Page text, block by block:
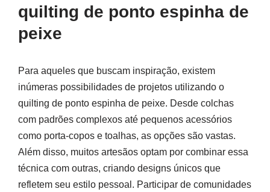
quilting de ponto espinha de
peixe
Para aqueles que buscam inspiração, existem
inúmeras possibilidades de projetos utilizando o
quilting de ponto espinha de peixe. Desde colchas
com padrões complexos até pequenos acessórios
como porta-copos e toalhas, as opções são vastas.
Além disso, muitos artesãos optam por combinar essa
técnica com outras, criando designs únicos que
refletem seu estilo pessoal. Participar de comunidades